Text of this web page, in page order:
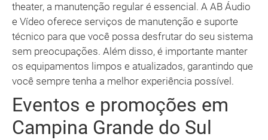
theater, a manutenção regular é essencial. A AB Áudio
e Vídeo oferece serviços de manutenção e suporte
técnico para que você possa desfrutar do seu sistema
sem preocupações. Além disso, é importante manter
os equipamentos limpos e atualizados, garantindo que
você sempre tenha a melhor experiência possível.
Eventos e promoções em
Campina Grande do Sul